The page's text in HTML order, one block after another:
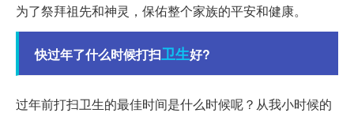
为了祭拜祖先和神灵，保佑整个家族的平安和健康。
快过年了什么时候打扫卫生好?
过年前打扫卫生的最佳时间是什么时候呢？从我小时候的